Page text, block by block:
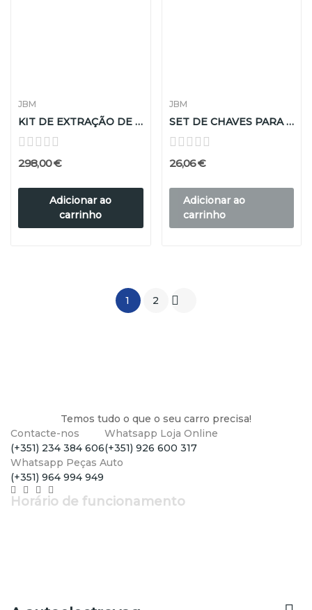
JBM
KIT DE EXTRAÇÃO DE INJECTORES
298,00 €
Adicionar ao
carrinho
JBM
SET DE CHAVES PARA BOMBA INJETORA
26,06 €
Adicionar ao
carrinho
1 2 
Temos tudo o que o seu carro precisa!
Contacte-nos
(+351) 234 384 606
Whatsapp Loja Online
(+351) 926 600 317
Whatsapp Peças Auto
(+351) 964 994 949
Horário de funcionamento